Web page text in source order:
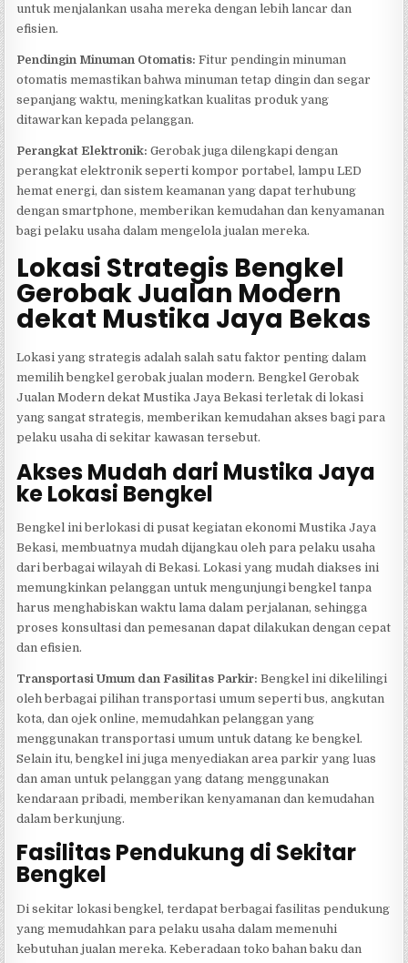
untuk menjalankan usaha mereka dengan lebih lancar dan
efisien.
Pendingin Minuman Otomatis: Fitur pendingin minuman
otomatis memastikan bahwa minuman tetap dingin dan segar
sepanjang waktu, meningkatkan kualitas produk yang
ditawarkan kepada pelanggan.
Perangkat Elektronik: Gerobak juga dilengkapi dengan
perangkat elektronik seperti kompor portabel, lampu LED
hemat energi, dan sistem keamanan yang dapat terhubung
dengan smartphone, memberikan kemudahan dan kenyamanan
bagi pelaku usaha dalam mengelola jualan mereka.
Lokasi Strategis Bengkel
Gerobak Jualan Modern
dekat Mustika Jaya Bekas
Lokasi yang strategis adalah salah satu faktor penting dalam
memilih bengkel gerobak jualan modern. Bengkel Gerobak
Jualan Modern dekat Mustika Jaya Bekasi terletak di lokasi
yang sangat strategis, memberikan kemudahan akses bagi para
pelaku usaha di sekitar kawasan tersebut.
Akses Mudah dari Mustika Jaya
ke Lokasi Bengkel
Bengkel ini berlokasi di pusat kegiatan ekonomi Mustika Jaya
Bekasi, membuatnya mudah dijangkau oleh para pelaku usaha
dari berbagai wilayah di Bekasi. Lokasi yang mudah diakses ini
memungkinkan pelanggan untuk mengunjungi bengkel tanpa
harus menghabiskan waktu lama dalam perjalanan, sehingga
proses konsultasi dan pemesanan dapat dilakukan dengan cepat
dan efisien.
Transportasi Umum dan Fasilitas Parkir: Bengkel ini dikelilingi
oleh berbagai pilihan transportasi umum seperti bus, angkutan
kota, dan ojek online, memudahkan pelanggan yang
menggunakan transportasi umum untuk datang ke bengkel.
Selain itu, bengkel ini juga menyediakan area parkir yang luas
dan aman untuk pelanggan yang datang menggunakan
kendaraan pribadi, memberikan kenyamanan dan kemudahan
dalam berkunjung.
Fasilitas Pendukung di Sekitar
Bengkel
Di sekitar lokasi bengkel, terdapat berbagai fasilitas pendukung
yang memudahkan para pelaku usaha dalam memenuhi
kebutuhan jualan mereka. Keberadaan toko bahan baku dan